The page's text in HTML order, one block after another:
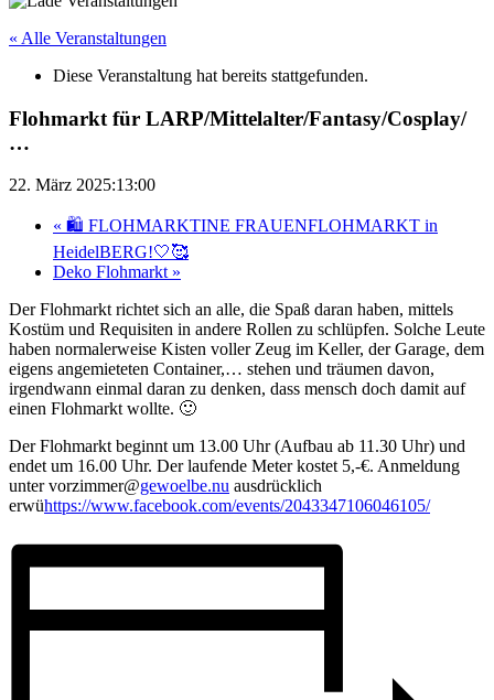
« Alle Veranstaltungen
Diese Veranstaltung hat bereits stattgefunden.
Flohmarkt für LARP/Mittelalter/Fantasy/Cosplay/
…
22. März 2025:13:00
« 🛍 FLOHMARKTINE FRAUENFLOHMARKT in
HeidelBERG!🤍🥰
Deko Flohmarkt »
Der Flohmarkt richtet sich an alle, die Spaß daran haben, mittels
Kostüm und Requisiten in andere Rollen zu schlüpfen. Solche Leute
haben normalerweise Kisten voller Zeug im Keller, der Garage, dem
eigens angemieteten Container,… stehen und träumen davon,
irgendwann einmal daran zu denken, dass mensch doch damit auf
einen Flohmarkt wollte. 🙂
Der Flohmarkt beginnt um 13.00 Uhr (Aufbau ab 11.30 Uhr) und
endet um 16.00 Uhr. Der laufende Meter kostet 5,-€. Anmeldung
unter vorzimmer@gewoelbe.nu ausdrücklich
erwühttps://www.facebook.com/events/2043347106046105/